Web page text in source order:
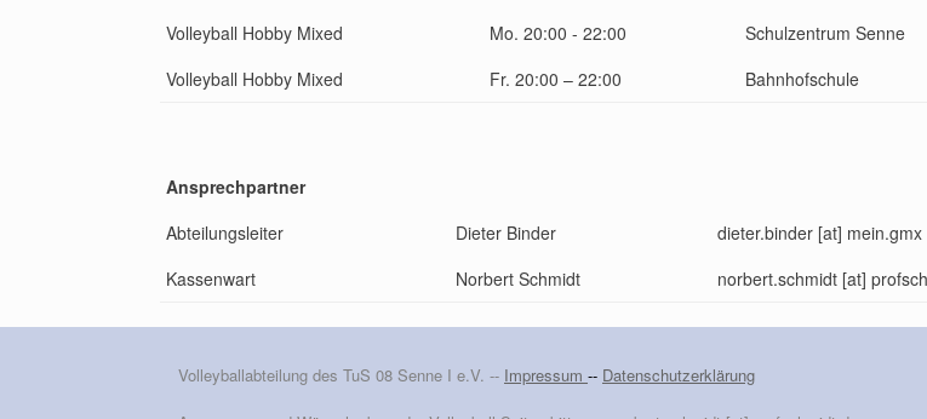
Volleyball Hobby Mixed
Mo. 20:00 - 22:00 Schulzentrum Senne
Volleyball Hobby Mixed
Fr. 20:00 – 22:00 Bahnhofschule
Ansprechpartner
Abteilungsleiter
Dieter Binder dieter.binder [at] mein.gmx
Kassenwart
Norbert Schmidt norbert.schmidt [at]
Volleyballabteilung des TuS 08 Senne I e.V. -- Impressum -- Datenschutzerklärung